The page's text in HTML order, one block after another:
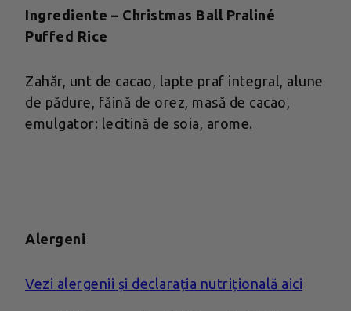
Ingrediente – Christmas Ball Praliné
Puffed Rice
Zahăr, unt de cacao, lapte praf integral, alune
de pădure, făină de orez, masă de cacao,
emulgator: lecitină de soia, arome.
Alergeni
Vezi alergenii și declarația nutrițională aici